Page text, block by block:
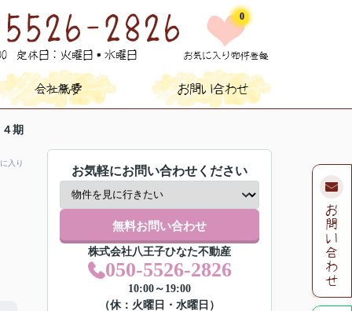
0
期
入り
お気軽にお問い合わせください
無料お問い合わせ
株式会社八王子ひなた不動産
050-5526-2826
10:00～19:00
（休：火曜日・水曜日）